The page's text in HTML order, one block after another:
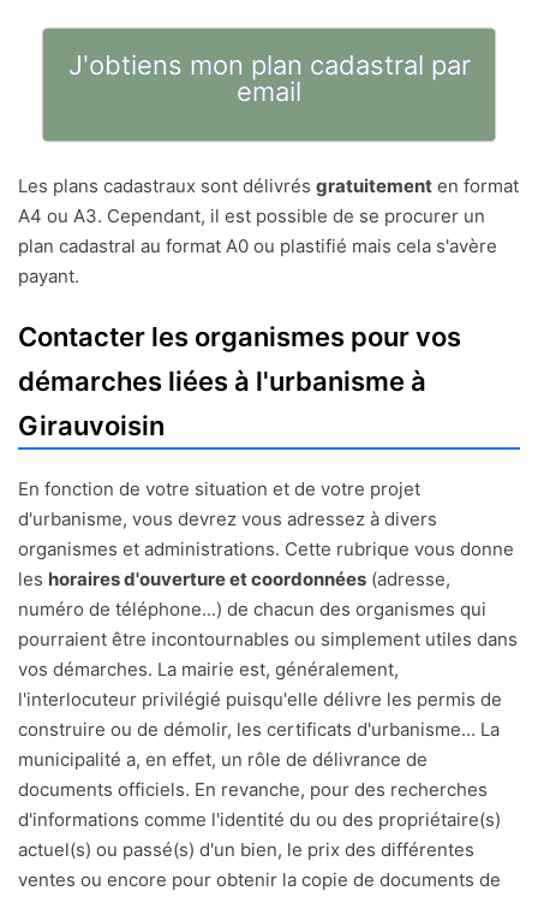
J'obtiens mon plan cadastral par
email
Les plans cadastraux sont délivrés gratuitement en format
A4 ou A3. Cependant, il est possible de se procurer un
plan cadastral au format A0 ou plastifié mais cela s'avère
payant.
Contacter les organismes pour vos
démarches liées à l'urbanisme à
Girauvoisin
En fonction de votre situation et de votre projet
d'urbanisme, vous devrez vous adressez à divers
organismes et administrations. Cette rubrique vous donne
les horaires d'ouverture et coordonnées (adresse,
numéro de téléphone...) de chacun des organismes qui
pourraient être incontournables ou simplement utiles dans
vos démarches. La mairie est, généralement,
l'interlocuteur privilégié puisqu'elle délivre les permis de
construire ou de démolir, les certificats d'urbanisme... La
municipalité a, en effet, un rôle de délivrance de
documents officiels. En revanche, pour des recherches
d'informations comme l'identité du ou des propriétaire(s)
actuel(s) ou passé(s) d'un bien, le prix des différentes
ventes ou encore pour obtenir la copie de documents de